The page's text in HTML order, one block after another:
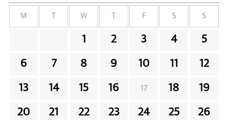
M W F S S
1 2 3 4 5
6 7 8 9 10 11 12
13 14 15 16 17 18 19
20 21 22 23 24 25 26